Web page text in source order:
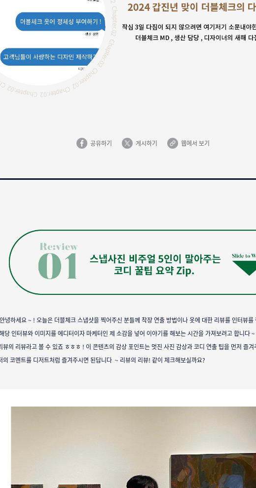
공유하기 게시하기 웹에서 보기
안녕하세요 ~ ! 오늘은 더블체크 스냅샷을 찍어주신 분들께 착장 연출 방법이나 옷에 대한 리뷰를 인터뷰를
당 인터뷰와 이미지를 에디터이자 마케터인 제 소감을 넣어 이야기를 해보는 시간을 가져보려고 합니다 ~
뷰의 리뷰라고 볼 수 있죠 ㅎㅎㅎ ! 이 콘텐츠의 감상 포인트는 멋진 사진 감상과 코디 연출 팁을 먼저 즐겨
의 코멘트를 디저트처럼 즐겨주시면 된답니다 ~ 리뷰의 리뷰! 같이 체크해보실까요?